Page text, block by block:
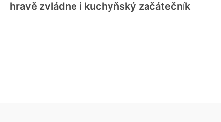
hravě zvládne i kuchyňský začátečník